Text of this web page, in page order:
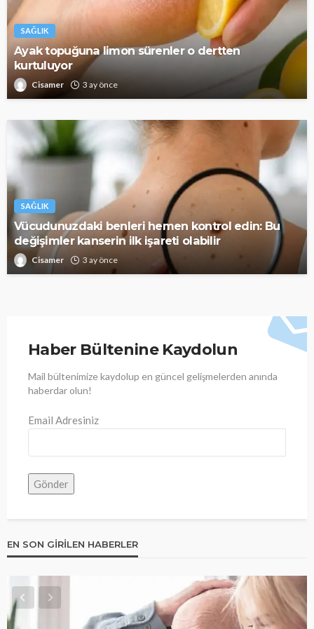
SAĞLIK
Ayak topuğuna limon sürenler o dertten
kurtuluyor
Cisamer 3 ay önce
SAĞLIK
Vücudunuzdaki benleri hemen kontrol edin: Bu
değişimler kanserin ilk işareti olabilir
Cisamer 3 ay önce
Haber Bültenine Kaydolun
Mail bültenimize kaydolup en güncel gelişmelerden anında
haberdar olun!
Email Adresiniz
EN SON GIRILEN HABERLER